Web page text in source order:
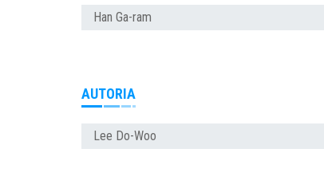
Han Ga-ram
AUTORIA
Lee Do-Woo